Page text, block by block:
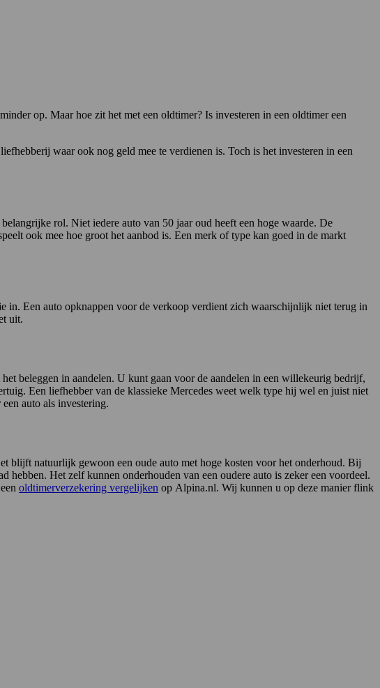
op. Maar hoe zit het met een oldtimer? Is investeren in een oldtimer een
waar ook nog geld mee te verdienen is. Toch is het investeren in een
rol. Niet iedere auto van 50 jaar oud heeft een hoge waarde. De
ook mee hoe groot het aanbod is. Een merk of type kan goed in de markt
in. Een auto opknappen voor de verkoop verdient zich waarschijnlijk niet terug in
uit.
beleggen in aandelen. U kunt gaan voor de aandelen in een willekeurig bedrijf,
Een liefhebber van de klassieke Mercedes weet welk type hij wel en juist niet
auto als investering.
blijft natuurlijk gewoon een oude auto met hoge kosten voor het onderhoud. Bij
Het zelf kunnen onderhouden van een oudere auto is zeker een voordeel.
oldtimerverzekering vergelijken op Alpina.nl. Wij kunnen u op deze manier flink